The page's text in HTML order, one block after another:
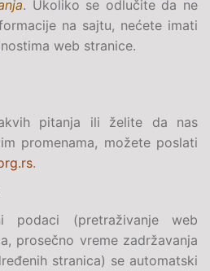
. Ukoliko se odlučite da ne
na sajtu, nećete imati
web stranice.
pitanja ili želite da nas
promenama, možete poslati
.
(pretraživanje web
prosečno vreme zadržavanja
stranica) se automatski